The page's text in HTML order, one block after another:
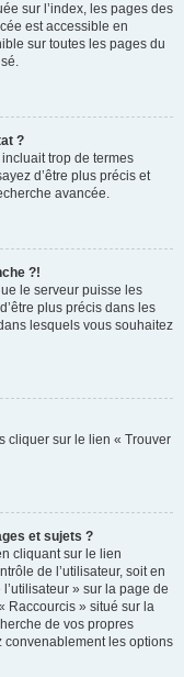
sur l’index, les pages des
est accessible en
sur toutes les pages du
?
trop de termes
d’être plus précis et
avancée.
?!
le serveur puisse les
plus précis dans les
lesquels vous souhaitez
cliquer sur le lien « Trouver
et sujets ?
cliquant sur le lien
de l’utilisateur, soit en
» sur la page de
Raccourcis » situé sur la
de vos propres
convenablement les options